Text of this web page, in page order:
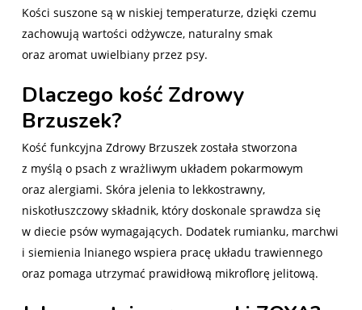
Kości suszone są w niskiej temperaturze, dzięki czemu
zachowują wartości odżywcze, naturalny smak
oraz aromat uwielbiany przez psy.
Dlaczego kość Zdrowy
Brzuszek?
Kość funkcyjna Zdrowy Brzuszek została stworzona
z myślą o psach z wrażliwym układem pokarmowym
oraz alergiami. Skóra jelenia to lekkostrawny,
niskotłuszczowy składnik, który doskonale sprawdza się
w diecie psów wymagających. Dodatek rumianku, marchwi
i siemienia lnianego wspiera pracę układu trawiennego
oraz pomaga utrzymać prawidłową mikroflorę jelitową.